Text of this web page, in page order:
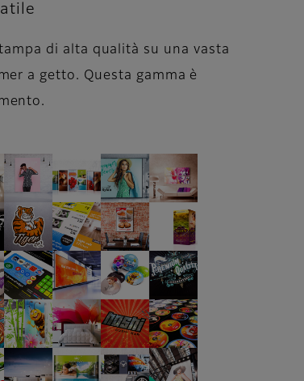
di alta qualità su una vasta
a getto. Questa gamma è